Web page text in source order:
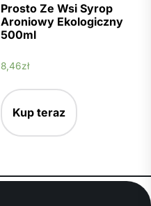
Prosto Ze Wsi Syrop
Aroniowy Ekologiczny
500ml
8,46zł
Kup teraz